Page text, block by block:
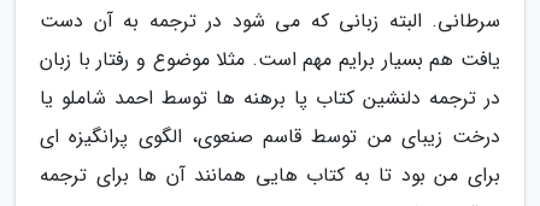
سرطانی. البته زبانی که می شود در ترجمه به آن دست
یافت هم بسیار برایم مهم است. مثلا موضوع و رفتار با زبان
در ترجمه دلنشین کتاب پا برهنه ها توسط احمد شاملو یا
درخت زیبای من توسط قاسم صنعوی، الگوی پرانگیزه ای
برای من بود تا به کتاب هایی همانند آن ها برای ترجمه